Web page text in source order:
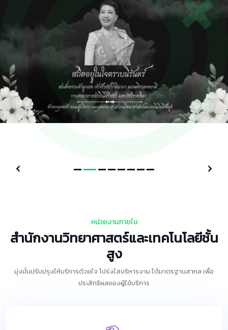
หน่วยงานภายใน
สำนักงานวิทยาศาสตร์และเทคโนโลยีชั้น
สูง
มุ่งมั่นปรับปรุงให้บริการด้วยใจ โปร่งใสบริหารงาน ได้มาตรฐานสากล เพื่อ
ประสิทธิผลของผู้ใช้บริการ